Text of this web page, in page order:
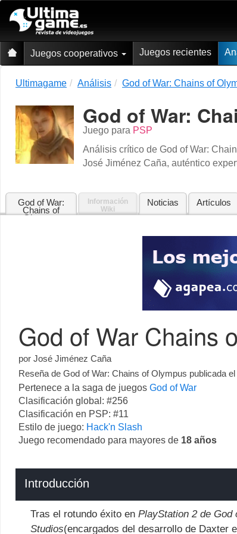
Juegos cooperativos Juegos recientes
Ultimagame Análisis God of War: Chains of
God of War:
Juego para PSP
Análisis crítico de God of War:
José Jiménez Caña, auténtico
God of War:
Chains of
Olympus
Información
Wiki
Noticias Artículos
God of War Chains
por José Jiménez Caña
Reseña de God of War: Chains of Olympus publicada el
Pertenece a la saga de juegos God of War
Clasificación global: #256
Clasificación en PSP: #11
Estilo de juego: Hack'n Slash
Juego recomendado para mayores de 18 años
Introducción
Tras el rotundo éxito en PlayStation 2 de God
Studios(encargados del desarrollo de Daxter